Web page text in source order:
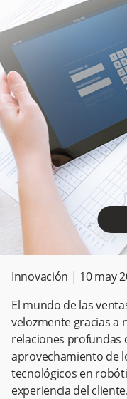
Innovación | 10 may
El mundo de las
velozmente gracias a
relaciones profundas
aprovechamiento de
tecnológicos en
experiencia del